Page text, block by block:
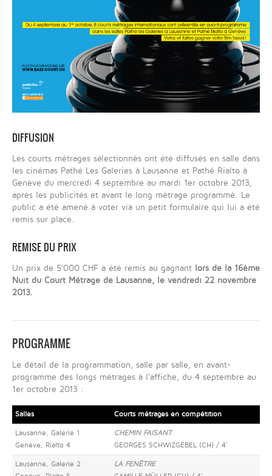
DIFFUSION
Les courts métrages sélectionnés ont été diffusés en salle dans
les cinémas Pathé Les Galeries à Lausanne et Pathé Rialto à
Genève du mercredi 4 septembre au mardi 1er octobre 2013,
après les publicités et avant le long métrage programmé. Le
public a été amené à voter via un petit formulaire qui lui a été
remis sur place.
REMISE DU PRIX
Un prix de 5'000 CHF a été remis au gagnant lors de la 16ème
Nuit du Court Métrage de Lausanne, le vendredi 22 novembre
2013.
PROGRAMME
Le détail de la programmation, salle par salle, en avant-
programme des longs métrages à l'affiche, du 4 septembre au
1er octobre 2013 :
Salles Courts métrages en compétition
Lausanne, Galerie 1
Genève, Rialto 4
CHEMIN FAISANT
GEORGES SCHWIZGEBEL (CH) / 4'
Lausanne, Galerie 2
LA FENÊTRE